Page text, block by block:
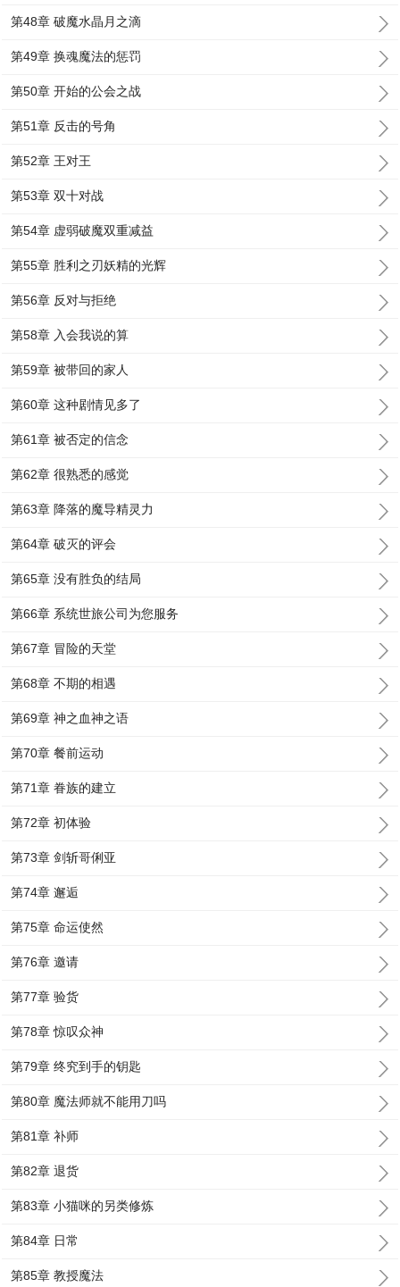
第48章 破魔水晶月之滴
第49章 换魂魔法的惩罚
第50章 开始的公会之战
第51章 反击的号角
第52章 王对王
第53章 双十对战
第54章 虚弱破魔双重减益
第55章 胜利之刃妖精的光辉
第56章 反对与拒绝
第58章 入会我说的算
第59章 被带回的家人
第60章 这种剧情见多了
第61章 被否定的信念
第62章 很熟悉的感觉
第63章 降落的魔导精灵力
第64章 破灭的评会
第65章 没有胜负的结局
第66章 系统世旅公司为您服务
第67章 冒险的天堂
第68章 不期的相遇
第69章 神之血神之语
第70章 餐前运动
第71章 眷族的建立
第72章 初体验
第73章 剑斩哥俐亚
第74章 邂逅
第75章 命运使然
第76章 邀请
第77章 验货
第78章 惊叹众神
第79章 终究到手的钥匙
第80章 魔法师就不能用刀吗
第81章 补师
第82章 退货
第83章 小猫咪的另类修炼
第84章 日常
第85章 教授魔法